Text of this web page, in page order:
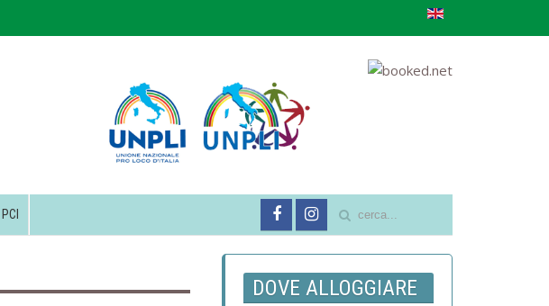
PCI
DOVE ALLOGGIARE